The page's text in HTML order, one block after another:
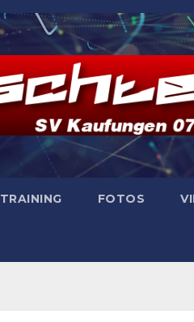
TRAINING FOTOS